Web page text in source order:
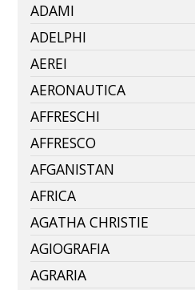
ADAMI
ADELPHI
AEREI
AERONAUTICA
AFFRESCHI
AFFRESCO
AFGANISTAN
AFRICA
AGATHA CHRISTIE
AGIOGRAFIA
AGRARIA